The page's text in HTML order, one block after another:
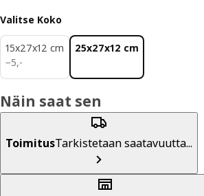
Valitse Koko
15x27x12 cm
−5,-
5,-
25x27x12 cm
Näin saat sen
ToimitusTarkistetaan saatavuutta...